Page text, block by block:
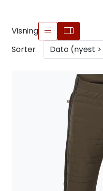
Visning
Sorter